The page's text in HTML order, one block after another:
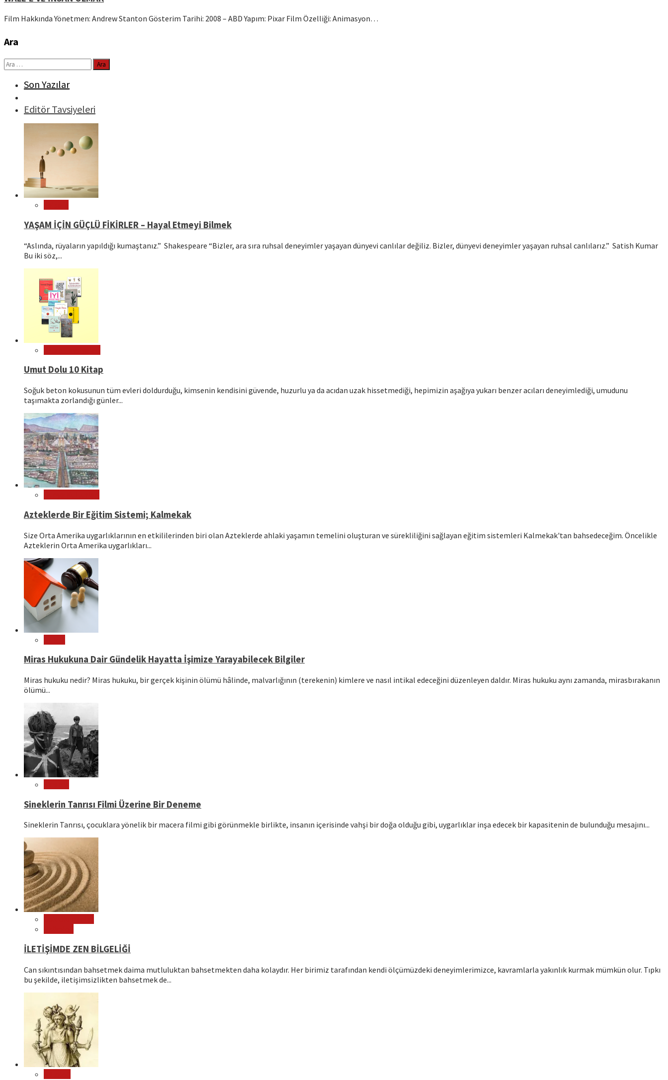
Film Hakkında Yönetmen: Andrew Stanton Gösterim Tarihi: 2008 – ABD Yapım: Pixar Film Özelliği: Animasyon…
Ara
Arama:
Son Yazılar
Editör Tavsiyeleri
YAŞAM İÇİN GÜÇLÜ FİKİRLER – Hayal Etmeyi Bilmek
“Aslında, rüyaların yapıldığı kumaştanız.” Shakespeare “Bizler, ara sıra ruhsal deneyimler yaşayan dünyevi canlılar değiliz. Bizler, dünyevi deneyimler yaşayan ruhsal canlılarız.” Satish Kumar
Bu iki söz,...
Umut Dolu 10 Kitap
Soğuk beton kokusunun tüm evleri doldurduğu, kimsenin kendisini güvende, huzurlu ya da acıdan uzak hissetmediği, hepimizin aşağıya yukarı benzer acıları deneyimlediği, umudunu
taşımakta zorlandığı günler...
Azteklerde Bir Eğitim Sistemi; Kalmekak
Size Orta Amerika uygarlıklarının en etkililerinden biri olan Azteklerde ahlaki yaşamın temelini oluşturan ve sürekliliğini sağlayan eğitim sistemleri Kalmekak'tan bahsedeceğim. Öncelikle
Azteklerin Orta Amerika uygarlıkları...
Miras Hukukuna Dair Gündelik Hayatta İşimize Yarayabilecek Bilgiler
Miras hukuku nedir? Miras hukuku, bir gerçek kişinin ölümü hâlinde, malvarlığının (terekenin) kimlere ve nasıl intikal edeceğini düzenleyen daldır. Miras hukuku aynı zamanda, mirasbırakanın
ölümü...
Sineklerin Tanrısı Filmi Üzerine Bir Deneme
Sineklerin Tanrısı, çocuklara yönelik bir macera filmi gibi görünmekle birlikte, insanın içerisinde vahşi bir doğa olduğu gibi, uygarlıklar inşa edecek bir kapasitenin de bulunduğu mesajını...
İLETİŞİMDE ZEN BİLGELİĞİ
Can sıkıntısından bahsetmek daima mutluluktan bahsetmekten daha kolaydır. Her birimiz tarafından kendi ölçümüzdeki deneyimlerimizce, kavramlarla yakınlık kurmak mümkün olur. Tıpkı
bu şekilde, iletişimsizlikten bahsetmek de...